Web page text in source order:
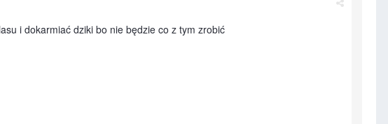
i dokarmiać dziki bo nie będzie co z tym zrobić